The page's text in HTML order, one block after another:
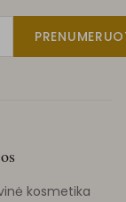
kosmetika